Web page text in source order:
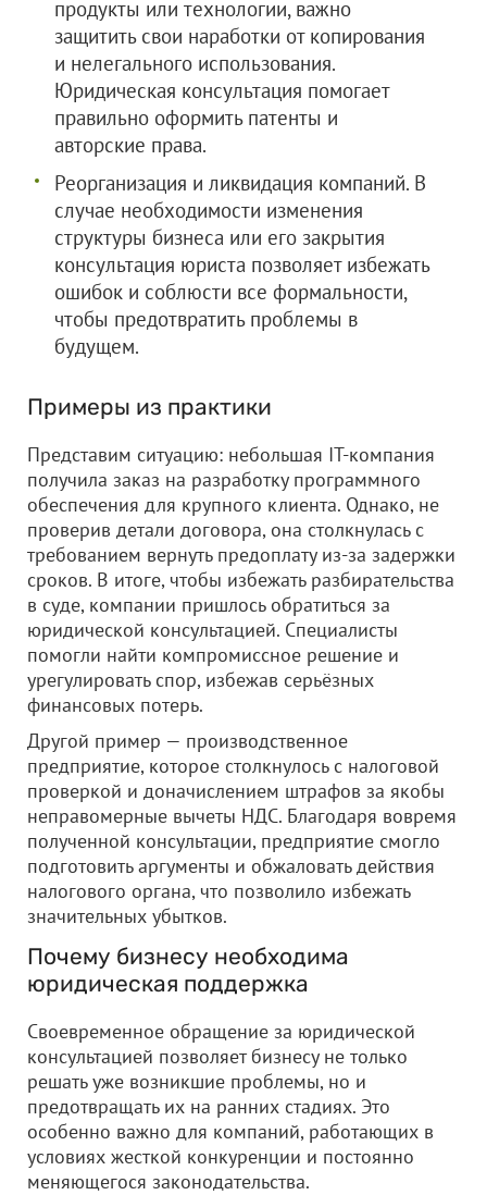
продукты или технологии, важно
защитить свои наработки от копирования
и нелегального использования.
Юридическая консультация помогает
правильно оформить патенты и
авторские права.
Реорганизация и ликвидация компаний. В
случае необходимости изменения
структуры бизнеса или его закрытия
консультация юриста позволяет избежать
ошибок и соблюсти все формальности,
чтобы предотвратить проблемы в
будущем.
Примеры из практики
Представим ситуацию: небольшая IT-компания
получила заказ на разработку программного
обеспечения для крупного клиента. Однако, не
проверив детали договора, она столкнулась с
требованием вернуть предоплату из-за задержки
сроков. В итоге, чтобы избежать разбирательства
в суде, компании пришлось обратиться за
юридической консультацией. Специалисты
помогли найти компромиссное решение и
урегулировать спор, избежав серьёзных
финансовых потерь.
Другой пример — производственное
предприятие, которое столкнулось с налоговой
проверкой и доначислением штрафов за якобы
неправомерные вычеты НДС. Благодаря вовремя
полученной консультации, предприятие смогло
подготовить аргументы и обжаловать действия
налогового органа, что позволило избежать
значительных убытков.
Почему бизнесу необходима
юридическая поддержка
Своевременное обращение за юридической
консультацией позволяет бизнесу не только
решать уже возникшие проблемы, но и
предотвращать их на ранних стадиях. Это
особенно важно для компаний, работающих в
условиях жесткой конкуренции и постоянно
меняющегося законодательства.